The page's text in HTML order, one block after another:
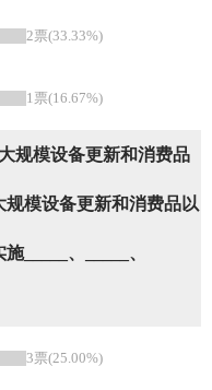
2票(33.33%)
1票(16.67%)
规模设备更新和消费品
模设备更新和消费品以
_____、_____、
3票(25.00%)